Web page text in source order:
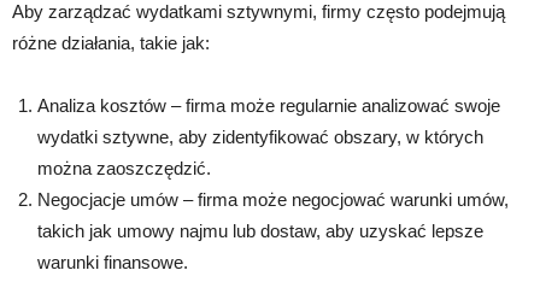
Aby zarządzać wydatkami sztywnymi, firmy często podejmują
różne działania, takie jak:
Analiza kosztów – firma może regularnie analizować swoje
wydatki sztywne, aby zidentyfikować obszary, w których
można zaoszczędzić.
Negocjacje umów – firma może negocjować warunki umów,
takich jak umowy najmu lub dostaw, aby uzyskać lepsze
warunki finansowe.